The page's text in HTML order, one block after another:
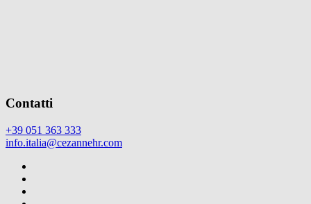
Contatti
+39 051 363 333
info.italia@cezannehr.com